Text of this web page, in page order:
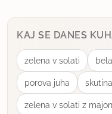
KAJ SE DANES
zelena v solati
porova juha
zelena v solati z